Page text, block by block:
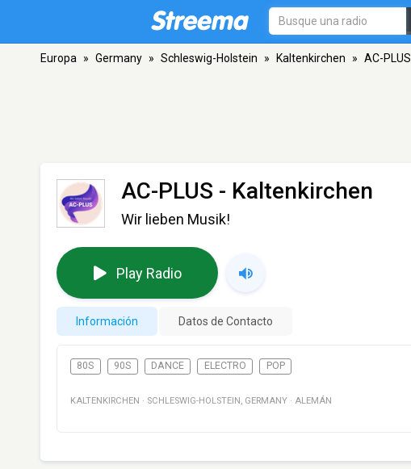
Europa » Germany » Schleswig-Holstein » Kaltenkirchen » AC-PLUS
AC-PLUS - Kaltenkirchen
Wir lieben Musik!
Play Radio
Información Datos de Contacto
80S 90S DANCE ELECTRO POP
KALTENKIRCHEN · SCHLESWIG-HOLSTEIN , GERMANY · ALEMÁN